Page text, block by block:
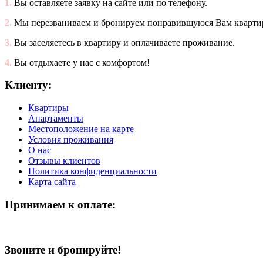
1. Вы оставляете заявку на сайте или по телефону.
2. Мы перезваниваем и бронируем понравившуюся Вам
3. Вы заселяетесь в квартиру и оплачиваете проживание.
4. Вы отдыхаете у нас с комфортом!
Клиенту:
Квартиры
Апартаменты
Местоположение на карте
Условия проживания
О нас
Отзывы клиентов
Политика конфиденциальности
Карта сайта
Принимаем к оплате:
Звоните и бронируйте!